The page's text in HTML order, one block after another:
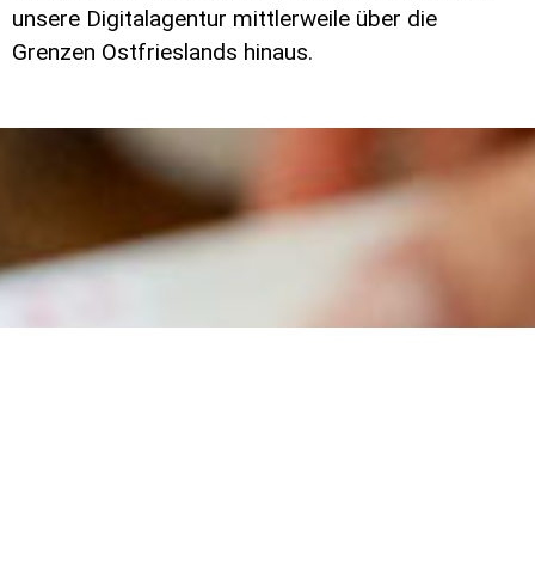
unsere Digitalagentur mittlerweile über die
Grenzen Ostfrieslands hinaus.